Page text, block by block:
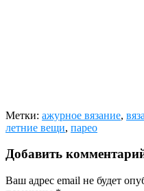
Метки: ажурное вязание,
летние вещи, парео
Добавить
Ваш адрес email не будет